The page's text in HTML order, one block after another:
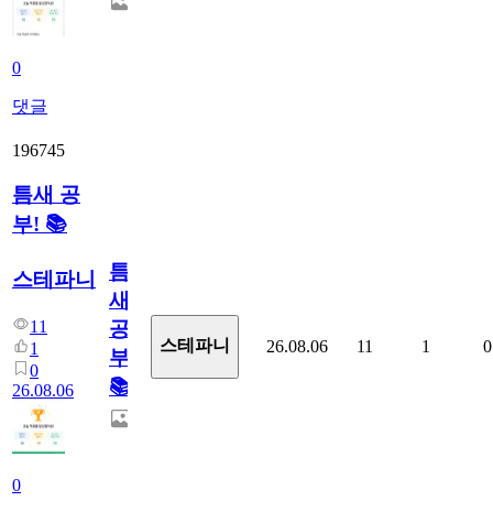
0
댓글
196745
틈새 공
부! 📚
스테파니
11
1
0
26.08.06
0
틈
새
공
부!
📚
스테파니 26.08.06 11 1 0